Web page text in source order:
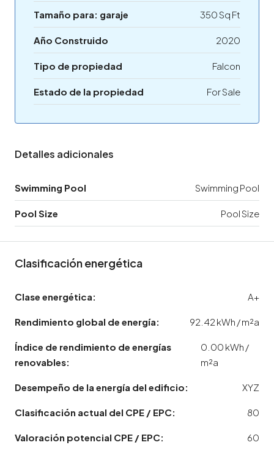
Tamaño para: garaje 350 Sq Ft
Año Construido 2020
Tipo de propiedad Falcon
Estado de la propiedad For Sale
Detalles adicionales
Swimming Pool Swimming Pool
Pool Size Pool Size
Clasificación energética
Clase energética: A+
Rendimiento global de energía: 92.42 kWh / m²a
Índice de rendimiento de energías
renovables:
0.00 kWh /
m²a
Desempeño de la energía del edificio: XYZ
Clasificación actual del CPE / EPC: 80
Valoración potencial CPE / EPC: 60